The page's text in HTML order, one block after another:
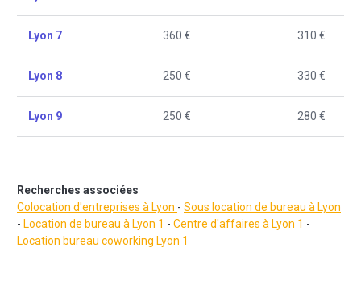
Lyon 7 360 € 310 €
Lyon 8 250 € 330 €
Lyon 9 250 € 280 €
Recherches associées
Colocation d'entreprises à Lyon - Sous location de bureau à Lyon
- Location de bureau à Lyon 1 - Centre d'affaires à Lyon 1 -
Location bureau coworking Lyon 1